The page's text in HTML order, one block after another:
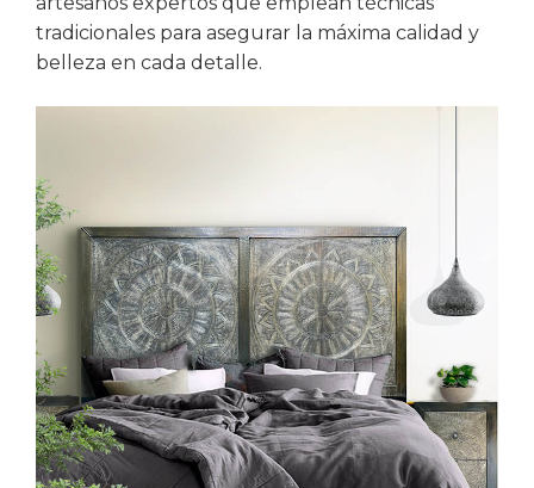
tradicionales para asegurar la máxima calidad y
belleza en cada detalle.